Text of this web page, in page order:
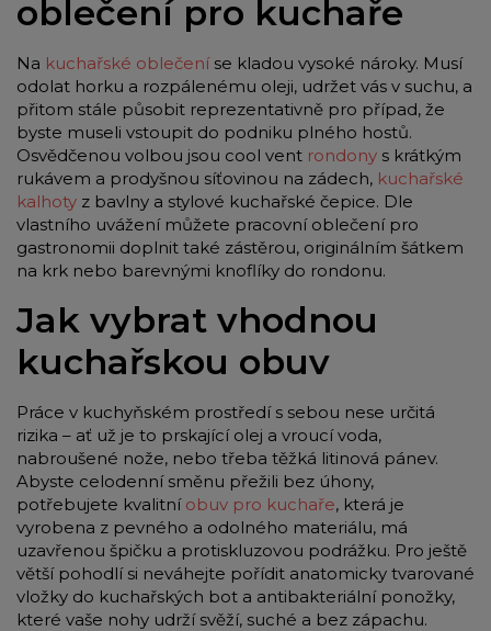
oblečení pro kuchaře
Na kuchařské oblečeníse kladou vysoké nároky. Musí
odolat horku a rozpálenému oleji, udržet vás v suchu, a
přitom stále působit reprezentativně pro případ, že
byste museli vstoupit do podniku plného hostů.
Osvědčenou volbou jsou cool vent rondony s krátkým
rukávem a prodyšnou síťovinou na zádech, kuchařské
kalhoty z bavlny a stylové kuchařské čepice. Dle
vlastního uvážení můžete pracovní oblečení pro
gastronomii doplnit také zástěrou, originálním šátkem
na krk nebo barevnými knoflíky do rondonu.
Jak vybrat vhodnou
kuchařskou obuv
Práce v kuchyňském prostředí s sebou nese určitá
rizika – ať už je to prskající olej a vroucí voda,
nabroušené nože, nebo třeba těžká litinová pánev.
Abyste celodenní směnu přežili bez úhony,
potřebujete kvalitní obuv pro kuchaře, která je
vyrobena z pevného a odolného materiálu, má
uzavřenou špičku a protiskluzovou podrážku. Pro ještě
větší pohodlí si neváhejte pořídit anatomicky tvarované
vložky do kuchařských bot a antibakteriální ponožky,
které vaše nohy udrží svěží, suché a bez zápachu.